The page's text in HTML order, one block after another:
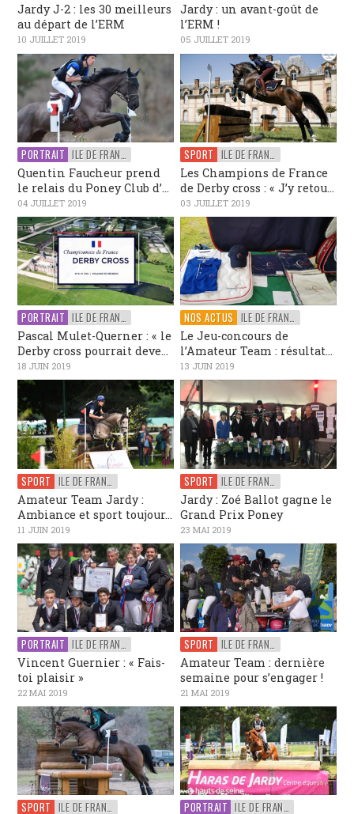
Jardy J-2 : les 30 meilleurs
au départ de l’ERM
10 JUILLET 2019
Jardy : un avant-goût de
l’ERM !
05 JUILLET 2019
PORTRAIT
Quentin Faucheur prend
le relais du Poney Club d’...
04 JUILLET 2019
SPORT
Les Champions de France
de Derby cross : « J’y retou...
03 JUILLET 2019
PORTRAIT
ILE DE FRANCE
Pascal Mulet-Querner : « le
Derby cross pourrait deve...
18 JUIN 2019
NOS ACTUS
ILE DE FRANCE
Le Jeu-concours de
l’Amateur Team : résultat...
13 JUIN 2019
SPORT
Amateur Team Jardy :
Ambiance et sport toujour...
11 JUIN 2019
SPORT
Jardy : Zoé Ballot gagne le
Grand Prix Poney
23 MAI 2019
PORTRAIT
ILE DE FRANCE
Vincent Guernier : « Fais-
toi plaisir »
22 MAI 2019
SPORT
ILE DE FRANCE
Amateur Team : dernière
semaine pour s’engager !
21 MAI 2019
SPORT ILE DE FRANCE PORTRAIT ILE DE FRANCE